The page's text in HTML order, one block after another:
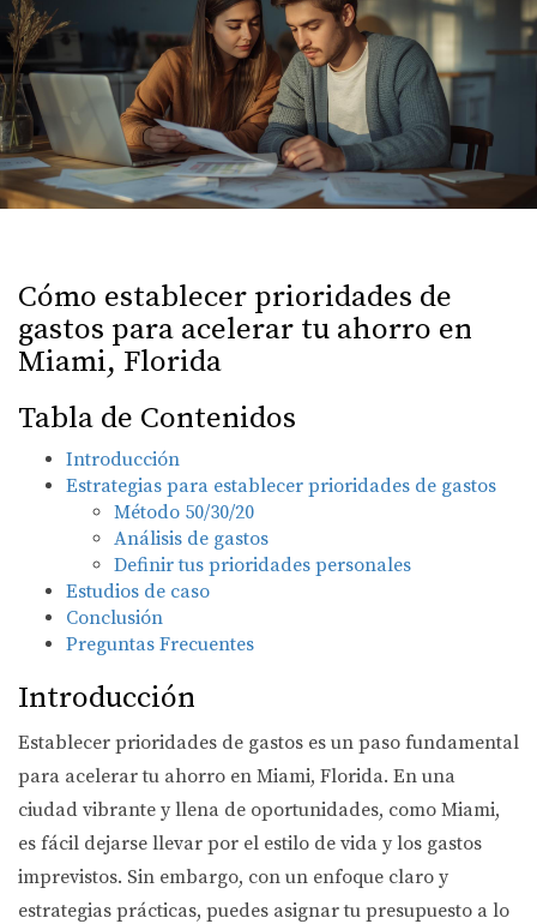
Cómo establecer prioridades de
gastos para acelerar tu ahorro en
Miami, Florida
Tabla de Contenidos
Introducción
Estrategias para establecer prioridades de gastos
Método 50/30/20
Análisis de gastos
Definir tus prioridades personales
Estudios de caso
Conclusión
Preguntas Frecuentes
Introducción
Establecer prioridades de gastos es un paso fundamental
para acelerar tu ahorro en Miami, Florida. En una
ciudad vibrante y llena de oportunidades, como Miami,
es fácil dejarse llevar por el estilo de vida y los gastos
imprevistos. Sin embargo, con un enfoque claro y
estrategias prácticas, puedes asignar tu presupuesto a lo